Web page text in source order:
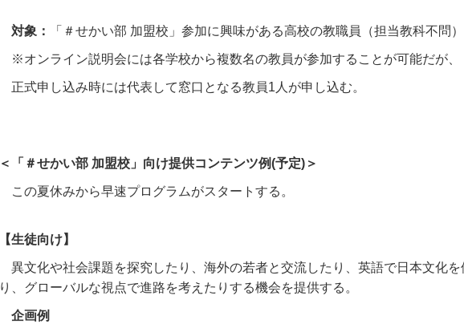
対象： 「＃せかい部 加盟校」参加に興味がある高校の教職員（担当教科不問）
※オンライン説明会には各学校から複数名の教員が参加することが可能だが、
正式申し込み時には代表して窓口となる教員1 人が申し込む。
＜「＃せかい部 加盟校」向け提供コンテンツ例(予定)＞
この夏休みから早速プログラムがスタートする。
【生徒向け】
異文化や社会課題を探究したり、海外の若者と交流したり、英語で日本文化を
り、グローバルな視点で進路を考えたりする機会を提供する。
企画例